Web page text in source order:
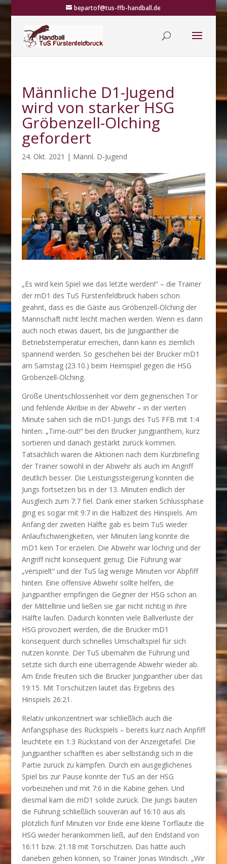
bepartof@tus-ffb-handball.de
Männliche D1-Jugend
wird von starker HSG
Gröbenzell-Olching
gefordert
24. Okt. 2021 | Männl. D-Jugend
„Es wird kein Spiel wie das letzte werden!“ – die Trainer
der mD1 des TuS Fürstenfeldbruck haben schon
geahnt, dass es die Gäste aus Gröbenzell-Olching der
Mannschaft nicht leicht machen werden. Wenn es dann
auch noch etwas dauert, bis die Jungpanther die
Betriebstemperatur erreichen, dann kann es ziemlich
spannend werden. So geschehen bei der Brucker mD1
am Samstag (23.10.) beim Heimspiel gegen die HSG
Gröbenzell-Olching.
Große Unentschlossenheit vor dem gegnerischen Tor
und fehlende Akribie in der Abwehr – in der vierten
Minute sahen sich die mD1-Jungs des TuS FFB mit 1:4
hinten. „Time-out!“ bei den Brucker Jungpanthern, kurz
sortieren und danach gestärkt zurück kommen.
Tatsächlich waren die Aktionen nach dem Kurzbriefing
der Trainer sowohl in der Abwehr als auch im Angriff
deutlich besser. Die Leistungssteigerung konnten die
Jungs fortsetzen bis in der 13. Minuten endlich der
Ausgleich zum 7:7 fiel. Dank einer starken Schlussphase
ging es sogar mit 9:7 in die Halbzeit des Hinspiels. Am
Anfang der zweiten Hälfte gab es beim TuS wieder
Anlaufschwierigkeiten, vier Minuten lang konnte die
mD1 kein Tor erzielen. Die Abwehr war löchrig und der
Angriff nicht konsequent genug. Die Führung war
„verspielt“ und der TuS lag wenige Minuten vor Abpfiff
hinten. Eine offensive Abwehr sollte helfen, die
Jungpanther empfingen die Gegner der HSG schon an
der Mittellinie und ließen sie gar nicht richtig in ihre
Hälfte laufen. Dadurch konnten viele Ballverluste der
HSG provoziert werden, die die Brucker mD1
konsequent durch schnelles Umschaltspiel für sich
nutzen konnte. Der TuS übernahm die Führung und
setzte sich durch eine überragende Abwehr wieder ab.
Am Ende freuten sich die Brucker Jungpanther über das
19:15. Mit Torschützen lautet das Ergebnis des
Hinspiels 26:21.
Relativ unkonzentriert war schließlich auch die
Anfangsphase des Rückspiels – bereits kurz nach Anpfiff
leuchtete ein 1:3 Rückstand von der Anzeigetafel. Die
Jungpanther schafften es aber selbständig sich in die
Partie zurück zu kämpfen. Durch ein ausgeglichenes
Spiel bis zur Pause konnte der TuS an der HSG
vorbeiziehen und mit 7:6 in die Kabine gehen. Und
diesmal kam die mD1 solide zurück. Die Jungs bauten
die Führung schließlich souverän auf 16:10 aus als
plötzlich fünf Minuten vor Ende eine kleine Torflaute die
HSG wieder herankommen ließ, auf den Endstand von
16:11 bzw. 21:18 mit Torschützen. Das hätte auch
daneben gehen können, so Trainer Jonas Windisch. „Wir